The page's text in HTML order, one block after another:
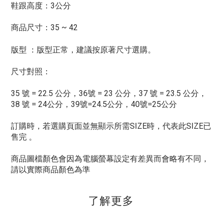
鞋跟高度：3公分
商品尺寸：35 ~ 42
版型 ： 版型正常，建議按原著尺寸選購。
尺寸對照：
35 號 = 22.5 公分，36號 = 23 公分，37 號 = 23.5 公分，
38 號 = 24公分，39號=24.5公分，40號=25公分
訂購時，若選購頁面並無顯示所需SIZE時，代表此SIZE已
售完 。
商品圖檔顏色會因為電腦螢幕設定有差異而會略有不同，
請以實際商品顏色為準
了解更多